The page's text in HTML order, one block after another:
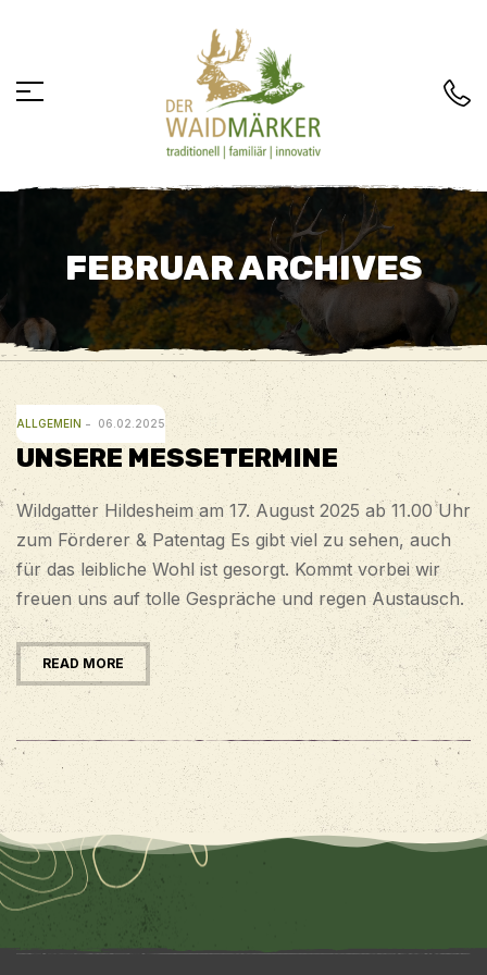
FEBRUAR ARCHIVES
ALLGEMEIN 06.02.2025
UNSERE MESSETERMINE
Wildgatter Hildesheim am 17. August 2025 ab 11.00 Uhr
zum Förderer & Patentag Es gibt viel zu sehen, auch
für das leibliche Wohl ist gesorgt. Kommt vorbei wir
freuen uns auf tolle Gespräche und regen Austausch.
READ MORE